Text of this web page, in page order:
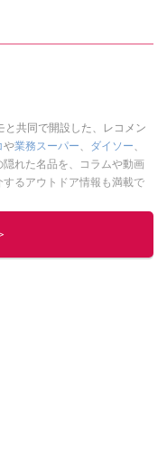
共同で開設した、レコメン
や業務スーパー、 ダイソー、
れた名品を、コラムや動画
るアウトドア情報も満載で
しているので、ぜひ